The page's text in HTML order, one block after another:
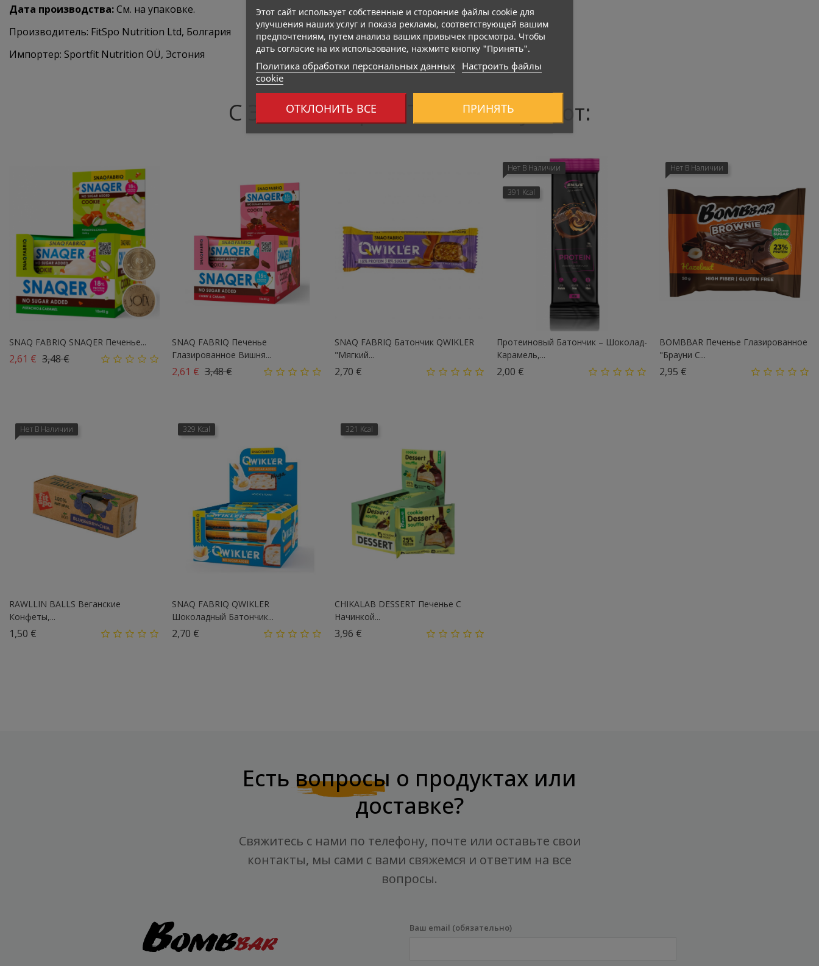
Дата производства:См. на упаковке.
Производитель: FitSpo Nutrition Ltd, Болгария
Импортер: Sportfit Nutrition OÜ, Эстония
С Этим Товаром Также Покупают:
SNAQ FABRIQ SNAQER Печенье...
2,61 € Базовая цена
3,48 €Цена
SNAQ FABRIQ Печенье
Глазированное Вишня...
2,61 € Базовая цена
3,48 €Цена
SNAQ FABRIQ Батончик QWIKLER
"Мягкий...
2,70 €Цена
Нет В Наличии
391 Kcal
Протеиновый Батончик – Шоколад-
Карамель,...
2,00 €
Нет В Наличии
BOMBBAR Печенье Глазированное
"Брауни С...
2,95 €
Нет В Наличии
RAWLLIN BALLS Веганские
Конфеты,...
1,50 €
329 Kcal
SNAQ FABRIQ QWIKLER
Шоколадный Батончик...
2,70 €Цена
321 Kcal
CHIKALAB DESSERT Печенье С
Начинкой...
3,96 €Цена
Есть вопросы о продуктах или
доставке?
Свяжитесь с нами по телефону, почте или оставьте свои
контакты, мы сами с вами свяжемся и ответим на все
вопросы.
Ваш email (обязательно)
Этот сайт использует собственные и сторонние файлы cookie для
улучшения наших услуг и показа рекламы, соответствующей вашим
предпочтениям, путем анализа ваших привычек просмотра. Чтобы
дать согласие на их использование, нажмите кнопку "Принять".
Политика обработки персональных данных
Настроить файлы
cookie
ОТКЛОНИТЬ ВСЕ ПРИНЯТЬ